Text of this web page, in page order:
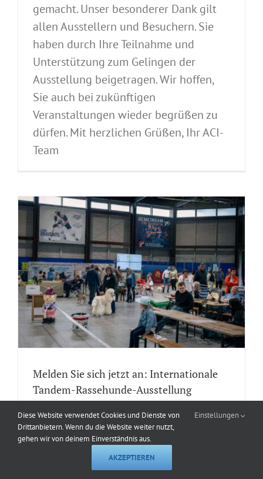
gemacht. Unser besonderer Dank gilt
allen Ausstellern und Besuchern. Sie
haben durch Ihre Teilnahme und
Unterstützung zum Gelingen der
Ausstellung beigetragen. Wir hoffen,
Sie auch bei zukünftigen
Veranstaltungen wieder begrüßen zu
dürfen. Mit herzlichen Grüßen, Ihr ACI-
Team
Melden Sie sich jetzt an: Internationale
Tandem-Rassehunde-Ausstellung
13.&14.07.2024!
Das ist eine fantastische Möglichkeit,
etwas zu sparen und gleichzeitig Teil
eines großartigen Events zu sein. Also
Diese Website verwendet Cookies und Dienste von
Drittanbietern. Wenn du die Website weiter nutzt,
gehen wir von deinem Einverständnis aus.
Einstellungen
AKZEPTIEREN